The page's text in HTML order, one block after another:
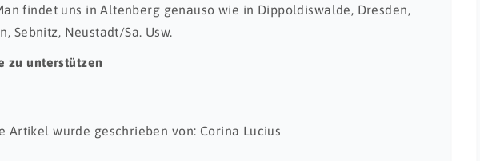
findet uns in Altenberg genauso wie in Dippoldiswalde, Dresden,
Sebnitz, Neustadt/Sa. Usw.
zu unterstützen
Artikel wurde geschrieben von: Corina Lucius